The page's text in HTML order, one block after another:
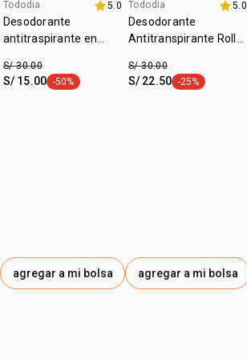
fecha dupla
Tododia 5.0
Desodorante
antitraspirante en
perfume
S/ 30.00
S/ 15.00 etiqueta -50%
-50%
agregar a mi bolsa
+20% off
Tododia 5.0
Desodorante
Antitranspirante Roll-
Limón y Menta
S/ 30.00
S/ 22.50 etiqueta -25%
-25%
agregar a mi bolsa